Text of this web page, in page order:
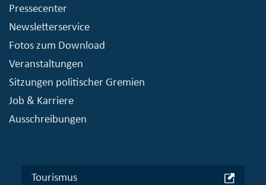
Pressecenter
Newsletterservice
Fotos zum Download
Veranstaltungen
Sitzungen politischer Gremien
Job & Karriere
Ausschreibungen
Tourismus